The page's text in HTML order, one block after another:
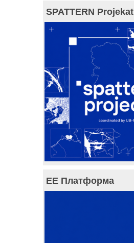
SPATTERN Projekat
ЕЕ Платформа